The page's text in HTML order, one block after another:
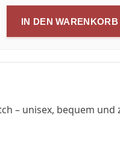
IN DEN WARENKORB
– unisex, bequem und